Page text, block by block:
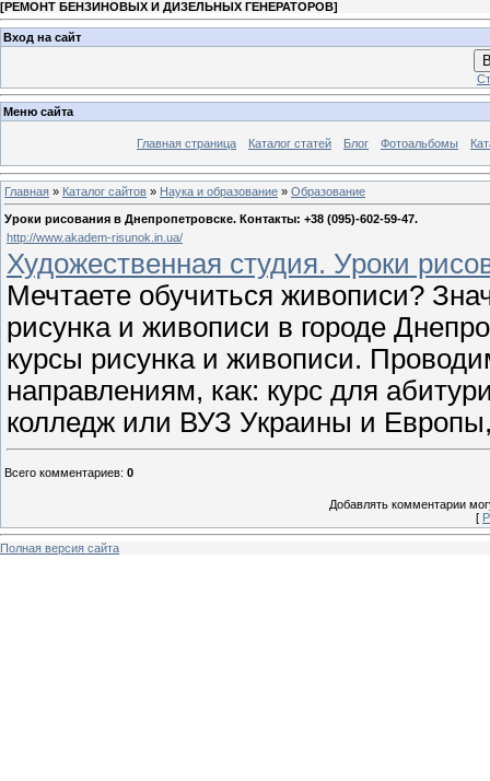
[РЕМОНТ БЕНЗИНОВЫХ И ДИЗЕЛЬНЫХ ГЕНЕРАТОРОВ]
Вход на сайт
Меню сайта
Главная страница Каталог статей Блог Фотоальбомы
Главная » Каталог сайтов » Наука и образование » Образование
Уроки рисования в Днепропетровске. Контакты: +38 (095)-602-59-47.
http://www.akadem-risunok.in.ua/
Художественная студия. Уроки
Мечтаете обучиться живописи?
рисунка и живописи в городе
курсы рисунка и живописи.
направлениям, как: курс для
колледж или ВУЗ Украины и
Всего комментариев: 0
Добавлять комментарии
[
Полная версия сайта